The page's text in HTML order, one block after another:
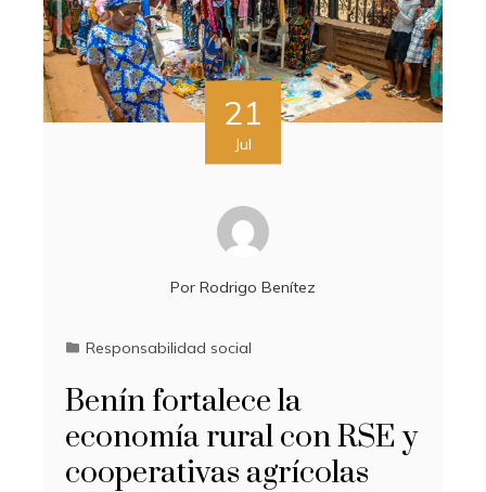
21
Jul
Por Rodrigo Benítez
Responsabilidad social
Benín fortalece la
economía rural con RSE y
cooperativas agrícolas